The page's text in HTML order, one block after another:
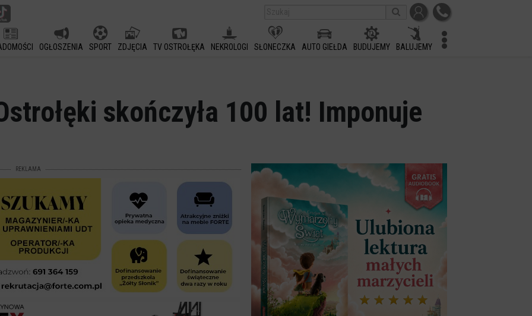
OGŁOSZENIA SPORT ZDJĘCIA TV OSTROŁĘKA NEKROLOGI SŁONECZKA AUTO GIEŁDA BUDUJEMY BALUJEMY
skończyła 100 lat! Imponuje
REKLAMA